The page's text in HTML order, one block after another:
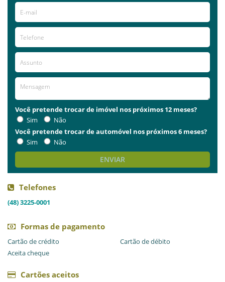
Você pretende trocar de imóvel nos próximos 12 meses?
Sim
Não
Você pretende trocar de automóvel nos próximos 6 meses?
Sim
Não
ENVIAR
Telefones
(48) 3225-0001
Formas de pagamento
Cartão de crédito
Cartão de débito
Aceita cheque
Cartões aceitos